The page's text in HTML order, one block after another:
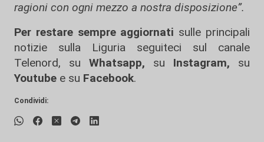
ragioni con ogni mezzo a nostra disposizione”.
Per restare sempre aggiornati sulle principali
notizie sulla Liguria seguiteci sul canale
Telenord, su
Whatsapp, su Instagram, su
Youtube e su Facebook.
Condividi: